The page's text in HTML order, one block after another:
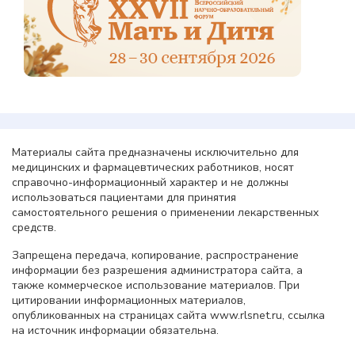
Материалы сайта предназначены исключительно для
медицинских и фармацевтических работников, носят
справочно-информационный характер и не должны
использоваться пациентами для принятия
самостоятельного решения о применении лекарственных
средств.
Запрещена передача, копирование, распространение
информации без разрешения администратора сайта, а
также коммерческое использование материалов. При
цитировании информационных материалов,
опубликованных на страницах сайта www.rlsnet.ru, ссылка
на источник информации обязательна.